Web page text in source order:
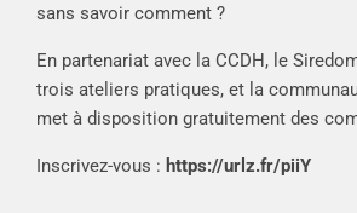
sans savoir comment ?
En partenariat avec la CCDH, le
trois ateliers pratiques, et la
met à disposition gratuitement des
Inscrivez-vous : https://urlz.fr/piiY